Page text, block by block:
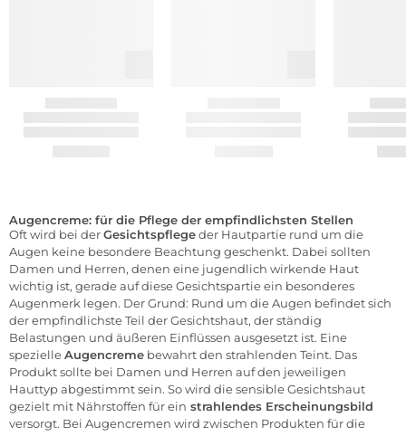
Augencreme: für die Pflege der empfindlichsten Stellen
Oft wird bei derGesichtspflegeder Hautpartie rund um die
Augen keine besondere Beachtung geschenkt. Dabei sollten
Damen und Herren, denen eine jugendlich wirkende Haut
wichtig ist, gerade auf diese Gesichtspartie ein besonderes
Augenmerk legen. Der Grund: Rund um die Augen befindet sich
der empfindlichste Teil der Gesichtshaut, der ständig
Belastungen und äußeren Einflüssen ausgesetzt ist. Eine
spezielleAugencreme bewahrt den strahlenden Teint. Das
Produkt sollte bei Damen und Herren auf den jeweiligen
Hauttyp abgestimmt sein. So wird die sensible Gesichtshaut
gezielt mit Nährstoffen für ein strahlendes Erscheinungsbild
versorgt. Bei Augencremen wird zwischen Produkten für die